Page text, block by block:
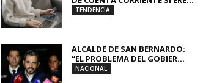
TENDENCIA
ALCALDE DE SAN BERNARDO:
“EL PROBLEMA DEL GOBIER...
NACIONAL